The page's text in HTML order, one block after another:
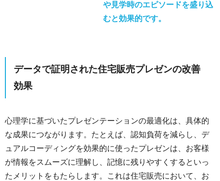
や見学時のエピソードを盛り込
むと効果的です。
データで証明された住宅販売プレゼンの改善
効果
心理学に基づいたプレゼンテーションの最適化は、具体的
な成果につながります。たとえば、認知負荷を減らし、デ
ュアルコーディングを効果的に使ったプレゼンは、お客様
が情報をスムーズに理解し、記憶に残りやすくするといっ
たメリットをもたらします。これは住宅販売において、お